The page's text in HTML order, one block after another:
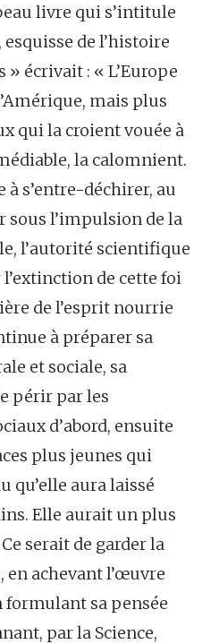
livre qui s’intitule
de l’histoire
écrivait : « L’Europe
mais plus
qui la croient vouée à
la calomnient.
s’entre-déchirer, au
sous l’impulsion de la
l’autorité scientifique
de cette foi
de l’esprit nourrie
à préparer sa
et sociale, sa
périr par les
d’abord, ensuite
plus jeunes qui
qu’elle aura laissé
Elle aurait un plus
serait de garder la
achevant l’œuvre
formulant sa pensée
par la Science,